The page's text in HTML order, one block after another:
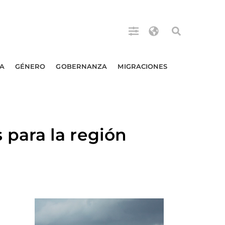
GÉNERO GOBERNANZA MIGRACIONES
para la región